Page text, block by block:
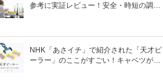
参考に実証レビュー！安全・時短の調理
NHK「あさイチ」で紹介された「天才ピ
ーラー」のここがすごい！キャベツがほ